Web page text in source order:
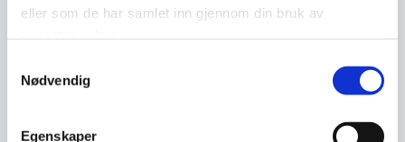
eller som de har samlet inn gjennom din bruk av
Nødvendig
Egenskaper
Hva er personellsikkerhet, og hvordan kan
menneskelig atferd? I dette foredraget gir vi en
påvirker virksomhetens sikkerhet på tvers av